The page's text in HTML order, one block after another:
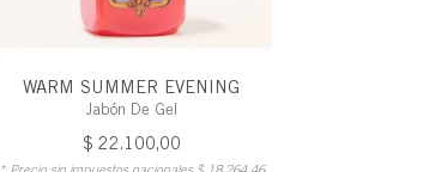
WARM SUMMER EVENING
Jabón De Gel
$ 22.100,00